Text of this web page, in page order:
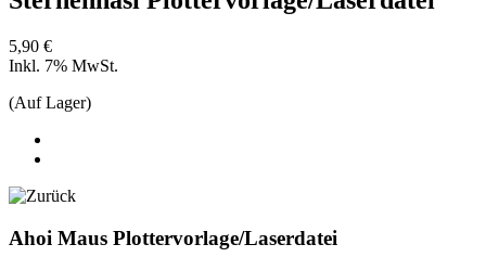
5,90 €
Inkl. 7% MwSt.
(Auf Lager)
Ahoi Maus Plottervorlage/Laserdatei